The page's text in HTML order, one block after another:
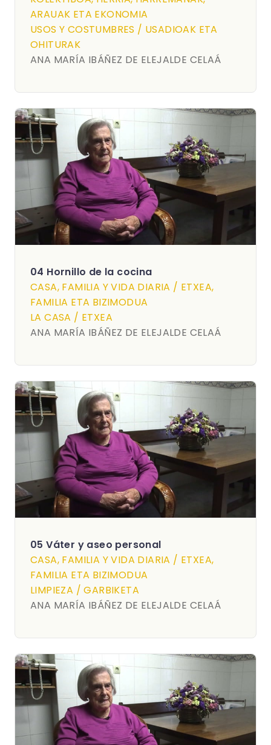
ARAUAK ETA EKONOMIA
USOS Y COSTUMBRES / USADIOAK ETA
OHITURAK
ANA MARÍA IBÁÑEZ DE ELEJALDE CELAÁ
04 Hornillo de la cocina
CASA, FAMILIA Y VIDA DIARIA / ETXEA,
FAMILIA ETA BIZIMODUA
LA CASA / ETXEA
ANA MARÍA IBÁÑEZ DE ELEJALDE CELAÁ
05 Váter y aseo personal
CASA, FAMILIA Y VIDA DIARIA / ETXEA,
FAMILIA ETA BIZIMODUA
LIMPIEZA / GARBIKETA
ANA MARÍA IBÁÑEZ DE ELEJALDE CELAÁ